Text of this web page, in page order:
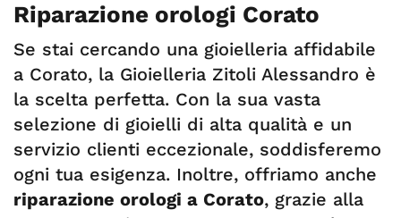
Riparazione orologi Corato
Se stai cercando una gioielleria affidabile
a Corato, la Gioielleria Zitoli Alessandro è
la scelta perfetta. Con la sua vasta
selezione di gioielli di alta qualità e un
servizio clienti eccezionale, soddisferemo
ogni tua esigenza. Inoltre, offriamo anche
riparazione orologi a Corato, grazie alla